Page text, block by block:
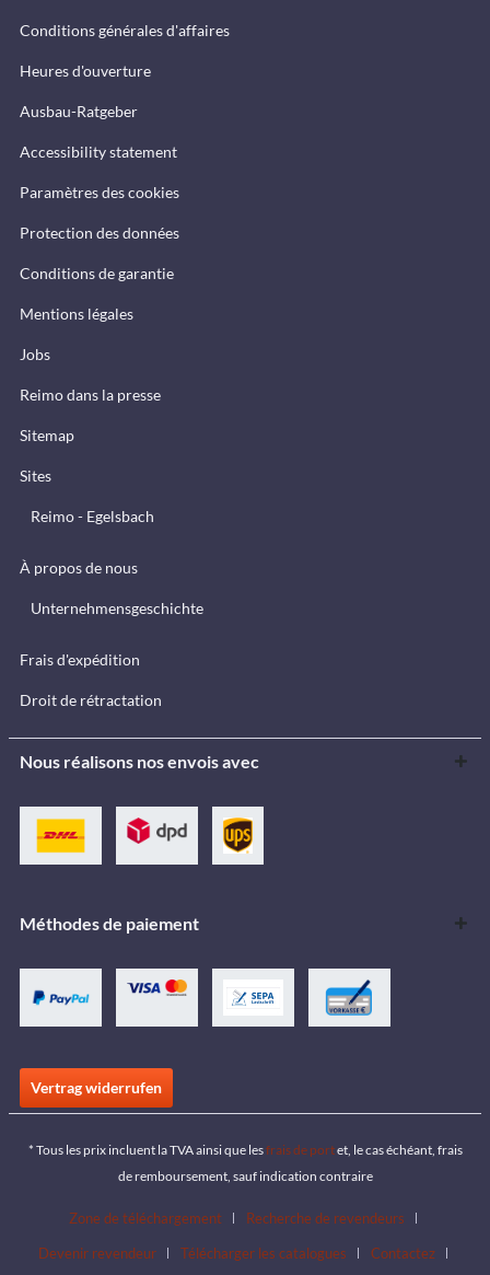
Conditions générales d'affaires
Heures d'ouverture
Ausbau-Ratgeber
Accessibility statement
Paramètres des cookies
Protection des données
Conditions de garantie
Mentions légales
Jobs
Reimo dans la presse
Sitemap
Sites
Reimo - Egelsbach
À propos de nous
Unternehmensgeschichte
Frais d'expédition
Droit de rétractation
Nous réalisons nos envois avec
Méthodes de paiement
Vertrag widerrufen
* Tous les prix incluent la TVA ainsi que lesfrais de portet, le cas échéant, frais
de remboursement, sauf indication contraire
Zone de téléchargement
Recherche de revendeurs
Devenir revendeur
Télécharger les catalogues Contactez